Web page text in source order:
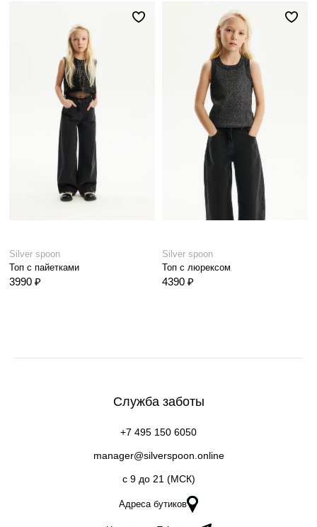
Silver spoon
Топ с пайетками
3990 ₽
Silver spoon
Топ с люрексом
4390 ₽
Служба заботы
+7 495 150 6050
manager@silverspoon.online
c 9 до 21 (МСК)
Адреса бутиков